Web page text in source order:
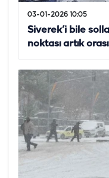
03-01-2026 10:05
Siverek’i bile
noktası artık